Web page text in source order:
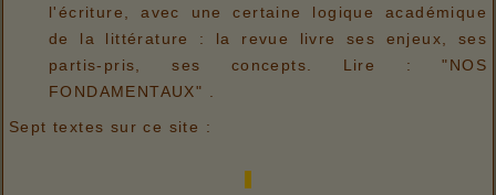
l'écriture, avec une certaine logique académique
de la littérature : la revue livre ses enjeux, ses
partis-pris, ses concepts. Lire : "NOS
FONDAMENTAUX" .
Sept textes sur ce site :